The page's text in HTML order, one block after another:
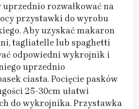
rozwałkować na
przystawki do wyrobu
Aby uzyskać makaron
tagliatelle lub spaghetti
odpowiedni wykrojnik i
uprzednio
ciasta. Pocięcie pasków
25-30cm ułatwi
do wykrojnika. Przystawka